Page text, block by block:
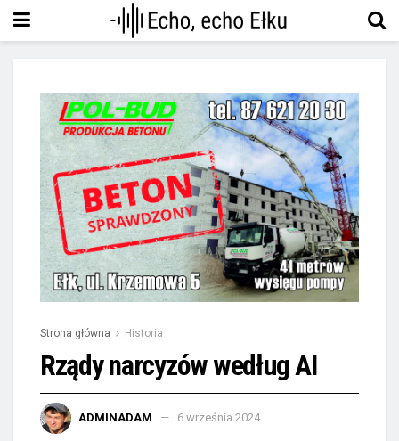
Strona główna Historia
Rządy narcyzów według AI
ADMINADAM 6 września 2024